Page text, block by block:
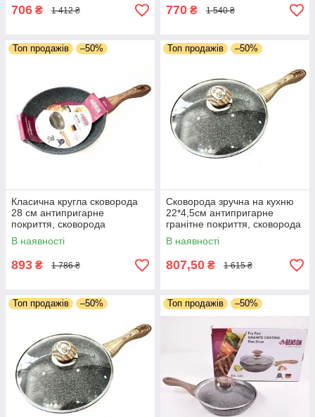
706 ₴ 1 412 ₴ 770 ₴ 1 540 ₴
Топ продажів –50%
Класична кругла сковорода
28 см антипригарне
покриття, сковорода
універсальна для всіх видів
плит.
В наявності
893 ₴ 1 786 ₴
Топ продажів –50%
Сковорода зручна на кухню
22*4,5см антипригарне
гранітне покриття, сковорода
універсальна для
приготування.
В наявності
807,50 ₴ 1 615 ₴
Топ продажів –50% Топ продажів –50%